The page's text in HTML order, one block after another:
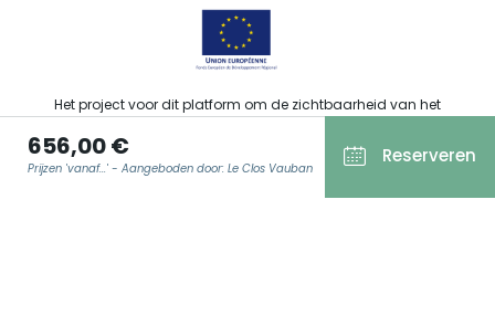
656,00 €
Prijzen 'vanaf...' - Aangeboden door: Le Clos Vauban Reserveren
Het project voor dit platform om de zichtbaarheid van het
toeristisch, sportief, cultureel en wijntoeristisch aanbod van de
Grand Est te verbeteren werd gefinancierd door de EFRO in het
kader van de respons van de Europese Unie op de COVID-19-
pandemie.